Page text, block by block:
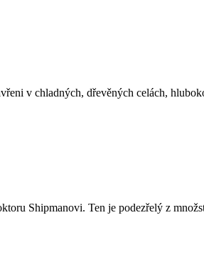
v chladných, dřevěných celách,
Shipmanovi. Ten je podezřelý z